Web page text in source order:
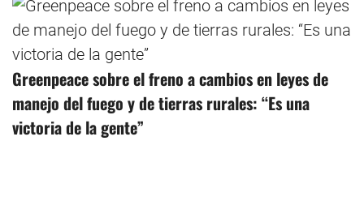
Greenpeace sobre el freno a cambios en leyes de
manejo del fuego y de tierras rurales: “Es una
victoria de la gente”